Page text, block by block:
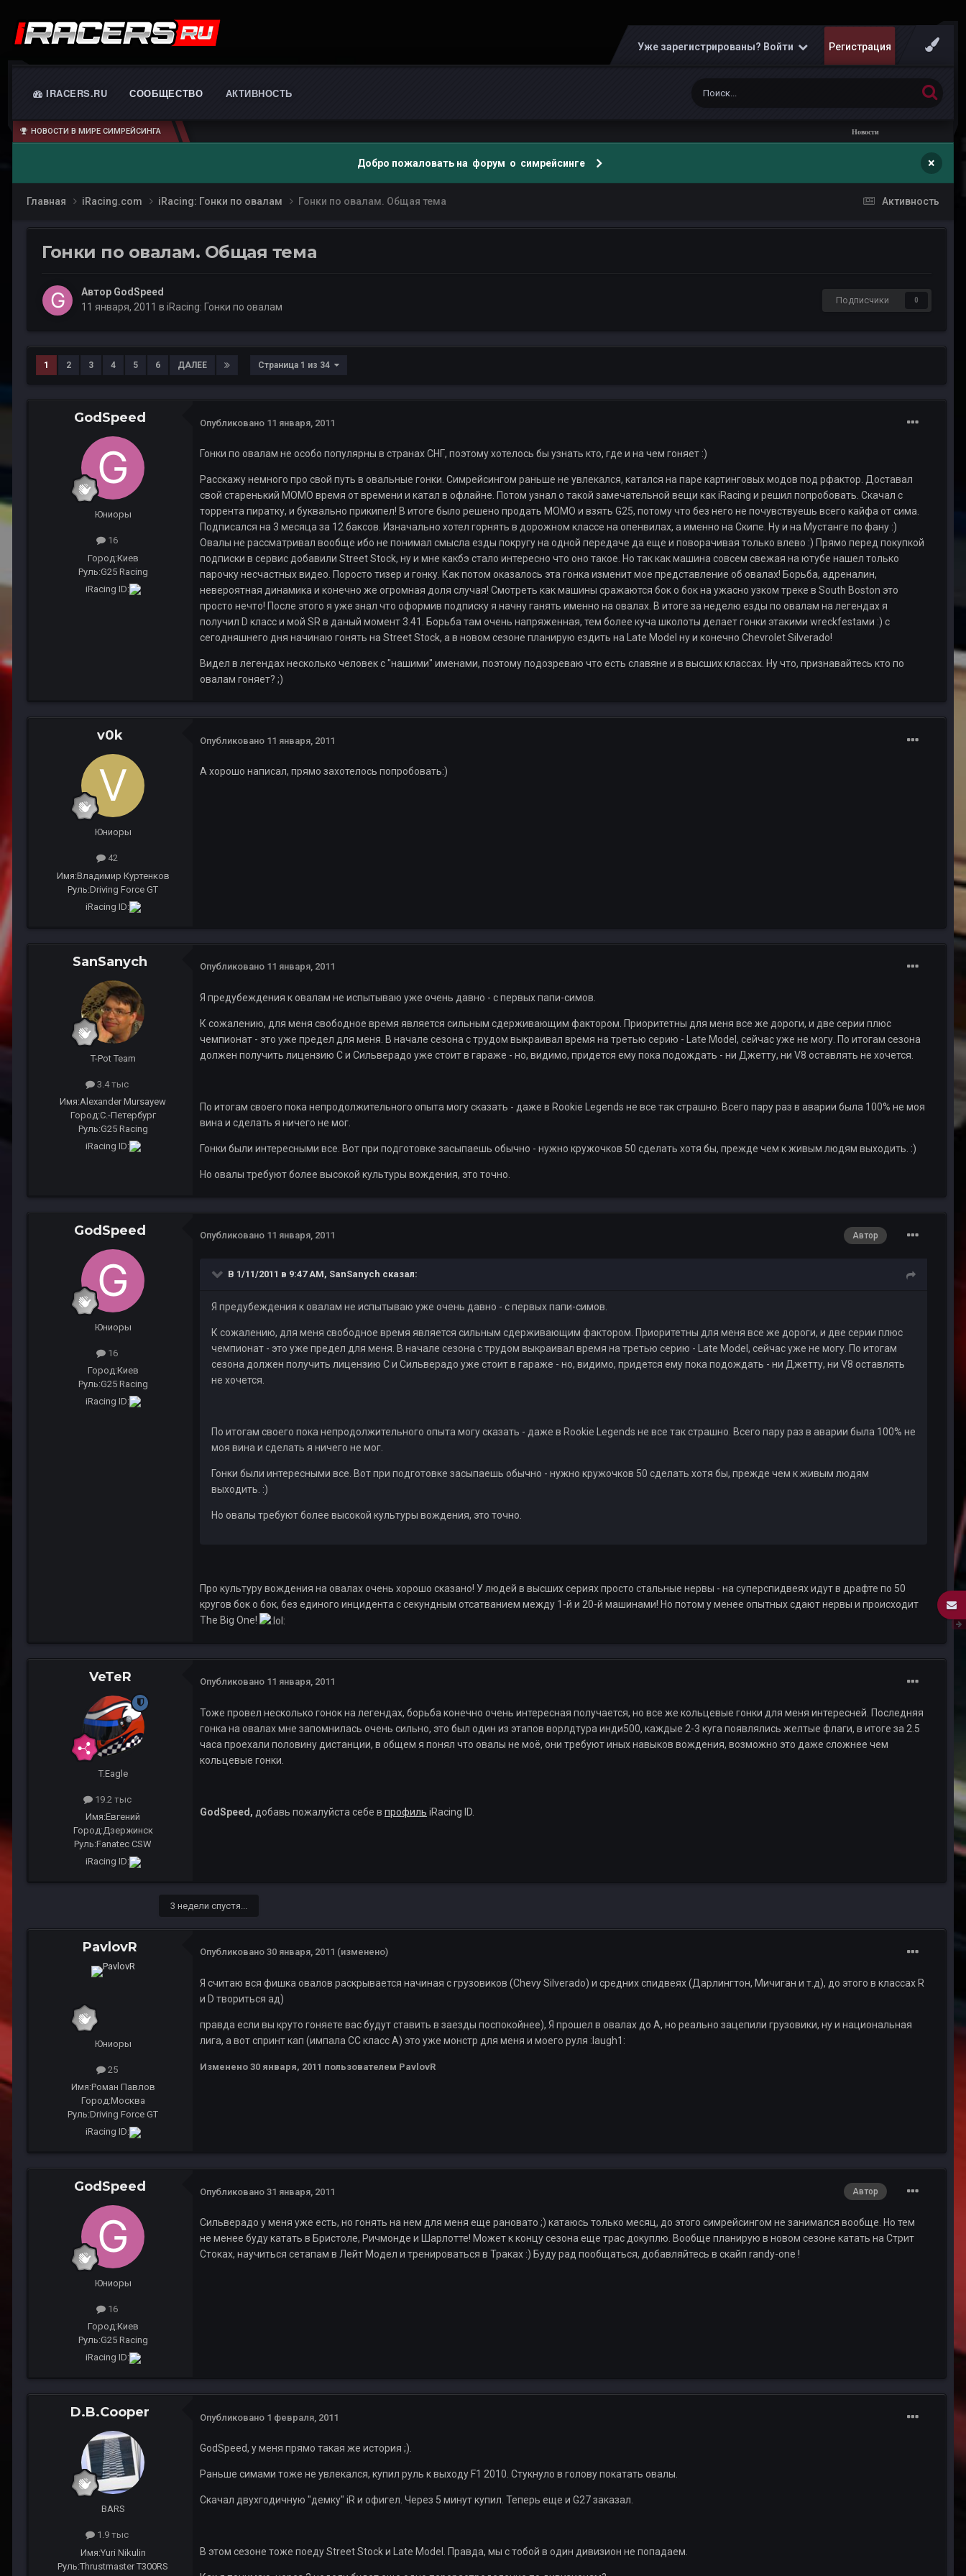
Уже зарегистрированы? Войти Регистрация
IRACERS.RU СООБЩЕСТВО АКТИВНОСТЬ
НОВОСТИ В МИРЕ СИМРЕЙСИНГА Новости
Добро пожаловать на форум о симрейсинге ×
Активность
Главная iRacing.com iRacing: Гонки по овалам Гонки по овалам. Общая тема
Гонки по овалам. Общая тема
Автор GodSpeed
11 января, 2011 в iRacing: Гонки по овалам
Подписчики 0
1 2 3 4 5 6 ДАЛЕЕ Страница 1 из 34
GodSpeed
Юниоры
16
Город:Киев
Руль:G25 Racing
iRacing ID:
Опубликовано 11 января, 2011
Гонки по овалам не особо популярны в странах СНГ, поэтому хотелось бы узнать кто, где и на чем гоняет :)
Расскажу немного про свой путь в овальные гонки. Симрейсингом раньше не увлекался, катался на паре картинговых модов под рфактор. Доставал
свой старенький МОМО время от времени и катал в офлайне. Потом узнал о такой замечательной вещи как iRacing и решил попробовать. Скачал с
торрента пиратку, и буквально прикипел! В итоге было решено продать МОМО и взять G25, потому что без него не почувствуешь всего кайфа от сима.
Подписался на 3 месяца за 12 баксов. Изначально хотел горнять в дорожном классе на опенвилах, а именно на Скипе. Ну и на Мустанге по фану :)
Овалы не рассматривал вообще ибо не понимал смысла езды покругу на одной передаче да еще и поворачивая только влево :) Прямо перед покупкой
подписки в сервис добавили Street Stock, ну и мне какбэ стало интересно что оно такое. Но так как машина совсем свежая на ютубе нашел только
парочку несчастных видео. Поросто тизер и гонку. Как потом оказалось эта гонка изменит мое представление об овалах! Борьба, адреналин,
невероятная динамика и конечно же огромная доля случая! Смотреть как машины сражаются бок о бок на ужасно узком треке в South Boston это
просто нечто! После этого я уже знал что оформив подписку я начну ганять именно на овалах. В итоге за неделю езды по овалам на легендах я
получил D класс и мой SR в даный момент 3.41. Борьба там очень напряженная, тем более куча школоты делает гонки этакими wreckfestами :) с
сегодняшнего дня начинаю гонять на Street Stock, а в новом сезоне планирую ездить на Late Model ну и конечно Chevrolet Silverado!
Видел в легендах несколько человек с "нашими" именами, поэтому подозреваю что есть славяне и в высших классах. Ну что, признавайтесь кто по
овалам гоняет? ;)
v0k
Юниоры
42
Имя:Владимир Куртенков
Руль:Driving Force GT
iRacing ID:
Опубликовано 11 января, 2011
А хорошо написал, прямо захотелось попробовать:)
SanSanych
T-Pot Team
3.4 тыс
Имя:Alexander Mursayew
Город:С.-Петербург
Руль:G25 Racing
iRacing ID:
Опубликовано 11 января, 2011
Я предубеждения к овалам не испытываю уже очень давно - с первых папи-симов.
К сожалению, для меня свободное время является сильным сдерживающим фактором. Приоритетны для меня все же дороги, и две серии плюс
чемпионат - это уже предел для меня. В начале сезона с трудом выкраивал время на третью серию - Late Model, сейчас уже не могу. По итогам сезона
должен получить лицензию С и Сильверадо уже стоит в гараже - но, видимо, придется ему пока подождать - ни Джетту, ни V8 оставлять не хочется.
По итогам своего пока непродолжительного опыта могу сказать - даже в Rookie Legends не все так страшно. Всего пару раз в аварии была 100% не моя
вина и сделать я ничего не мог.
Гонки были интересными все. Вот при подготовке засыпаешь обычно - нужно кружочков 50 сделать хотя бы, прежде чем к живым людям выходить. :)
Но овалы требуют более высокой культуры вождения, это точно.
GodSpeed
Юниоры
16
Город:Киев
Руль:G25 Racing
iRacing ID:
Автор
Опубликовано 11 января, 2011
В 1/11/2011 в 9:47 AM, SanSanych сказал:
Я предубеждения к овалам не испытываю уже очень давно - с первых папи-симов.
К сожалению, для меня свободное время является сильным сдерживающим фактором. Приоритетны для меня все же дороги, и две серии плюс
чемпионат - это уже предел для меня. В начале сезона с трудом выкраивал время на третью серию - Late Model, сейчас уже не могу. По итогам
сезона должен получить лицензию С и Сильверадо уже стоит в гараже - но, видимо, придется ему пока подождать - ни Джетту, ни V8 оставлять
не хочется.
По итогам своего пока непродолжительного опыта могу сказать - даже в Rookie Legends не все так страшно. Всего пару раз в аварии была 100% не
моя вина и сделать я ничего не мог.
Гонки были интересными все. Вот при подготовке засыпаешь обычно - нужно кружочков 50 сделать хотя бы, прежде чем к живым людям
выходить. :)
Но овалы требуют более высокой культуры вождения, это точно.
Про культуру вождения на овалах очень хорошо сказано! У людей в высших сериях просто стальные нервы - на суперспидвеях идут в драфте по 50
кругов бок о бок, без единого инцидента с секундным отсатванием между 1-й и 20-й машинами! Но потом у менее опытных сдают нервы и происходит
The Big One!
VeTeR
T.Eagle
19.2 тыс
Имя:Евгений
Город: Дзержинск
Руль:Fanatec CSW
iRacing ID:
Опубликовано 11 января, 2011
Тоже провел несколько гонок на легендах, борьба конечно очень интересная получается, но все же кольцевые гонки для меня интересней. Последняя
гонка на овалах мне запомнилась очень сильно, это был один из этапов ворлдтура инди500, каждые 2-3 куга появлялись желтые флаги, в итоге за 2.5
часа проехали половину дистанции, в общем я понял что овалы не моё, они требуют иных навыков вождения, возможно это даже сложнее чем
кольцевые гонки.
GodSpeed, добавь пожалуйста себе в профиль iRacing ID.
3 недели спустя...
PavlovR
Юниоры
25
Имя:Роман Павлов
Город:Москва
Руль:Driving Force GT
iRacing ID:
Опубликовано 30 января, 2011 (изменено)
Я считаю вся фишка овалов раскрывается начиная с грузовиков (Chevy Silverado) и средних спидвеях (Дарлингтон, Мичиган и т.д), до этого в классах R
и D твориться ад)
правда если вы круто гоняете вас будут ставить в заезды поспокойнее), Я прошел в овалах до A, но реально зацепили грузовики, ну и национальная
лига, а вот спринт кап (импала СС класс А) это уже монстр для меня и моего руля :laugh1:
Изменено 30 января, 2011 пользователем PavlovR
GodSpeed
Юниоры
16
Город:Киев
Руль:G25 Racing
iRacing ID:
Автор
Опубликовано 31 января, 2011
Сильверадо у меня уже есть, но гонять на нем для меня еще рановато ;) катаюсь только месяц, до этого симрейсингом не занимался вообще. Но тем
не менее буду катать в Бристоле, Ричмонде и Шарлотте! Может к концу сезона еще трас докуплю. Вообще планирую в новом сезоне катать на Стрит
Стоках, научиться сетапам в Лейт Модел и тренироваться в Траках :) Буду рад пообщаться, добавляйтесь в скайп randy-one !
D.B.Cooper
BARS
1.9 тыс
Имя:Yuri Nikulin
Руль:Thrustmaster T300RS
Опубликовано 1 февраля, 2011
GodSpeed, у меня прямо такая же история ;).
Раньше симами тоже не увлекался, купил руль к выходу F1 2010. Стукнуло в голову покатать овалы.
Скачал двухгодичную "демку" iR и офигел. Через 5 минут купил. Теперь еще и G27 заказал.
В этом сезоне тоже поеду Street Stock и Late Model. Правда, мы с тобой в один дивизион не попадаем.